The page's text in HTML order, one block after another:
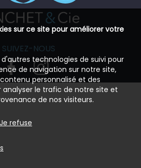
SUIVEZ-NOUS
sur ce site pour améliorer votre
technologies de suivi pour
de navigation sur notre site,
personnalisé et des
analyser le trafic de notre site et
de nos visiteurs.
Je refuse